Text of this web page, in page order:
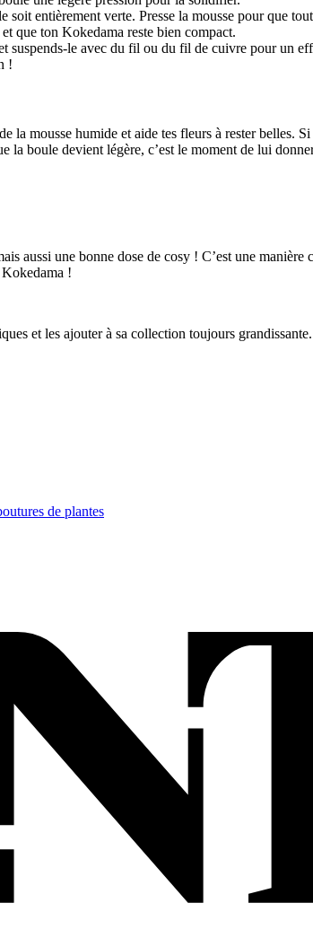
soit entièrement verte. Presse la mousse pour que
que ton Kokedama reste bien compact.
le avec du fil ou du fil de cuivre pour un
!
mousse humide et aide tes fleurs à rester belles.
boule devient légère, c’est le moment de lui
aussi une bonne dose de cosy ! C’est une
!
et les ajouter à sa collection toujours
de plantes